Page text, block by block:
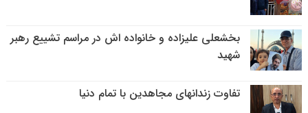
بخشعلی علیزاده و خانواده اش در مراسم تشییع رهبر
شهید
تفاوت زندانهای مجاهدین با تمام دنیا